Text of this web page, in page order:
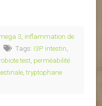
3 inflammation de
Tags: I3P intestin
test perméabilité
,tryptophane